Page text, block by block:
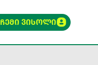
ᲩᲔᲛᲘ ᲕᲘᲡᲝᲚᲘ